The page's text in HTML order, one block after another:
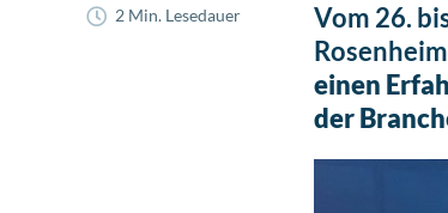
2 Min. Lesedauer
Vom 26.
einen
der